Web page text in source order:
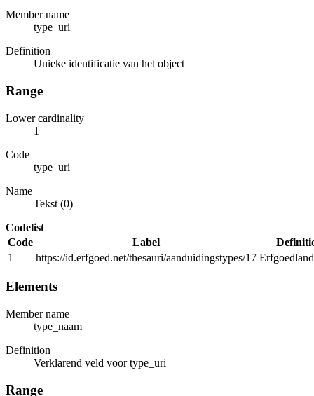
Member name
type_uri
Definition
Unieke identificatie van het object
Range
Lower cardinality
1
Code
type_uri
Name
Tekst (0)
Codelist
Code
Label
1
https://id.erfgoed.net/thesauri/aanduidingstypes/17
Elements
Member name
type_naam
Definition
Verklarend veld voor type_uri
Range